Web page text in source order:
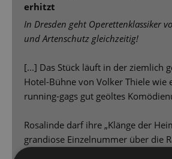
erhitzt
In Dresden geht Operettenklassiker
und Artenschutz gleichzeitig!
[...] Das Stück läuft in der ziemlich
Hotel-Bühne von Volker Thiele wie
running-gags gut geöltes
Rosalinde darf ihre „Klänge der
grandiose Einzelnummer über die